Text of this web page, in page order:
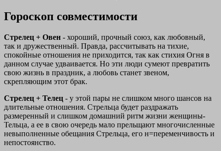
Гороскоп совместимости
Стрелец + Овен - хороший, прочный союз, как любовный,
так и дружественный. Правда, рассчитывать на тихие,
спокойные отношения не приходится, так как стихия Огня в
данном случае удваивается. Но эти люди сумеют превратить
свою жизнь в праздник, а любовь станет звеном,
скрепляющим этот брак.
Стрелец + Телец - у этой пары не слишком много шансов на
длительные отношения. Стрельца будет раздражать
размеренный и слишком домашний ритм жизни женщины-
Тельца, а ее в свою очередь мало прельщают многочисленные
невыполненные обещания Стрельца, его н=переменчивость и
непостоянство.